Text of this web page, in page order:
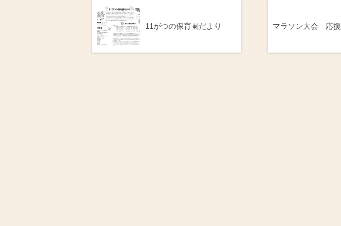
11がつの保育園だより マラソン大会 応援